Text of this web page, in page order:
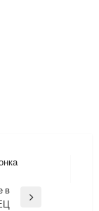
в